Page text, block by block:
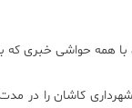
با همه حواشی خبری
کاشان را در